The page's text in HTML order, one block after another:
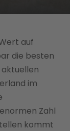
auf
die besten
im
Zahl
kommt